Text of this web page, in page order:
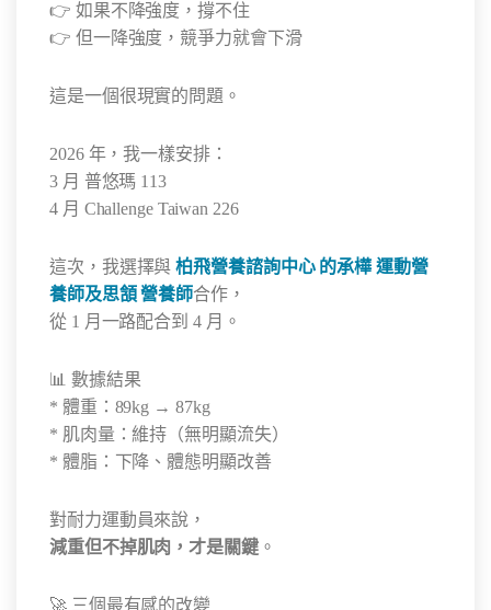
👉 如果不降強度，撐不住
👉 但一降強度，競爭力就會下滑
這是一個很現實的問題。
2026 年，我一樣安排：
3 月 普悠瑪 113
4 月 Challenge Taiwan 226
這次，我選擇與柏飛營養諮詢中心 的承樺 運動營
養師及思頷 營養師合作，
從 1 月一路配合到 4 月。
📊 數據結果
* 體重：89kg → 87kg
* 肌肉量：維持（無明顯流失）
* 體脂：下降、體態明顯改善
對耐力運動員來說，
減重但不掉肌肉，才是關鍵。
🚀 三個最有感的改變